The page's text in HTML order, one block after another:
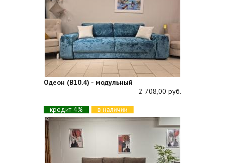
Одеон (В10.4) - модульный
2 708,00 руб.
кредит 4%
в наличии